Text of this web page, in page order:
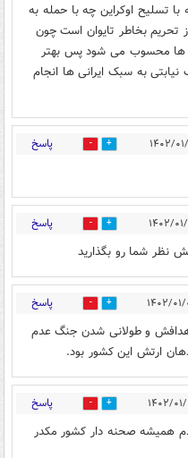
تسلیح اوکراین چه با حمله به
تحریم بخاطر تایوان است چون
ها محسوب می شود پس بهتر
به سبک ایرانی ها انجام
0 پاسخ
2 پاسخ
نظر شما رو بگذارید
1 پاسخ
و طولانی شدن جنگ عدم
ارتش این کشور بود.
1 پاسخ
همیشه صحنه دار کشور مکدر